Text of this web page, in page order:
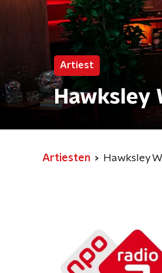
Artiest
Hawksley
Artiesten Hawksley